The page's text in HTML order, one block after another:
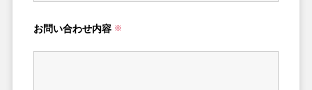
お問い合わせ内容 ※